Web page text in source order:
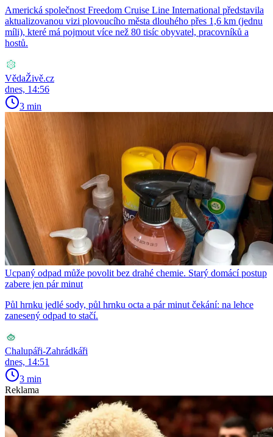
Americká společnost Freedom Cruise Line International představila
aktualizovanou vizi plovoucího města dlouhého přes 1,6 km (jednu
míli), které má pojmout více než 80 tisíc obyvatel, pracovníků a
hostů.
VědaŽivě.cz
dnes, 14:56
3 min
Ucpaný odpad může povolit bez drahé chemie. Starý domácí postup
zabere jen pár minut
Půl hrnku jedlé sody, půl hrnku octa a pár minut čekání: na lehce
zanesený odpad to stačí.
Chalupáři-Zahrádkáři
dnes, 14:51
3 min
Reklama